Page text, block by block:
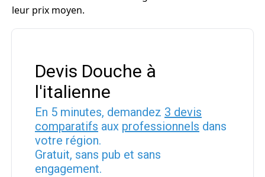
leur prix moyen.
Devis Douche à
l'italienne
En 5 minutes, demandez 3 devis
comparatifs aux professionnels dans
votre région.
Gratuit, sans pub et sans
engagement.